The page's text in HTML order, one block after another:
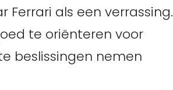
Ferrari als een verrassing.
te oriënteren voor
beslissingen nemen